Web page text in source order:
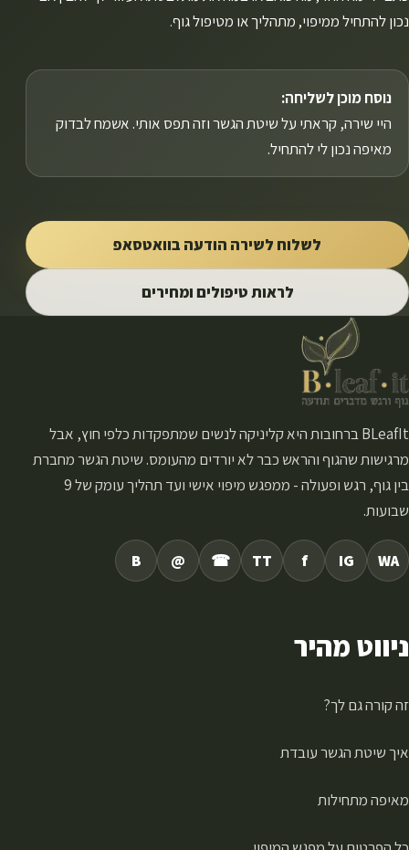
נכון להתחיל ממיפוי, מתהליך או מטיפול גוף.
נוסח מוכן לשליחה:
היי שירה, קראתי על שיטת הגשר וזה תפס אותי. אשמח לבדוק
מאיפה נכון לי להתחיל.
לשלוח לשירה הודעה בוואטסאפ
לראות טיפולים ומחירים
BLeafIt ברחובות היא קליניקה לנשים שמתפקדות כלפי חוץ, אבל
מרגישות שהגוף והראש כבר לא יורדים מהעומס. שיטת הגשר מחברת
בין גוף, רגש ופעולה - ממפגש מיפוי אישי ועד תהליך עומק של 9
שבועות.
WA
IG
f
TT
☎
@
B
ניווט מהיר
זה קורה גם לך?
איך שיטת הגשר עובדת
מאיפה מתחילות